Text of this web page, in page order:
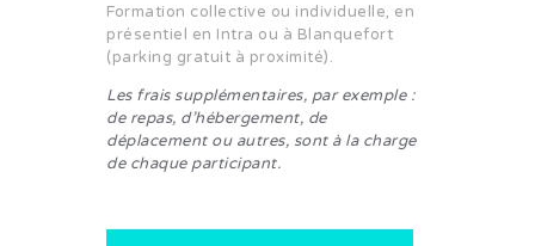
Formation collective ou individuelle, en
présentiel en Intra ou à Blanquefort
(parking gratuit à proximité).
Les frais supplémentaires, par exemple :
de repas, d’hébergement, de
déplacement ou autres, sont à la charge
de chaque participant.